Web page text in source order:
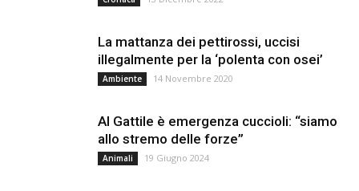
La mattanza dei pettirossi, uccisi
illegalmente per la ‘polenta con osei’
Ambiente 14 Novembre 2020
Al Gattile è emergenza cuccioli: “siamo
allo stremo delle forze”
Animali 19 Giugno 2024